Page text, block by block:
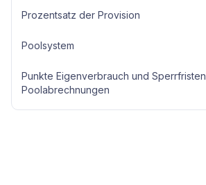
Prozentsatz der Provision
Poolsystem
Punkte Eigenverbrauch und Sperrfristen
Poolabrechnungen